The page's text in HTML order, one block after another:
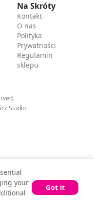
Na Skróty
Kontakt
O nas
Polityka
Prywatności
Regulamin
sklepu
Studio
your
Got it